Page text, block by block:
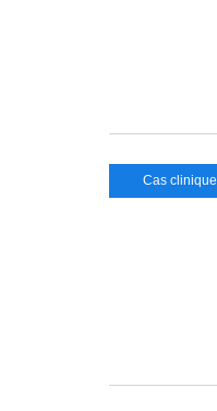
Cas clinique